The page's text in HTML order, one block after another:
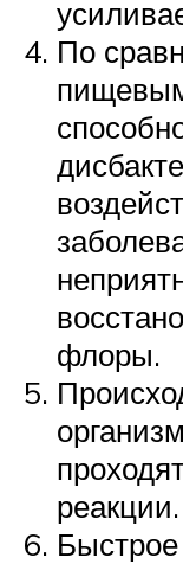
По
флоры.
реакции.